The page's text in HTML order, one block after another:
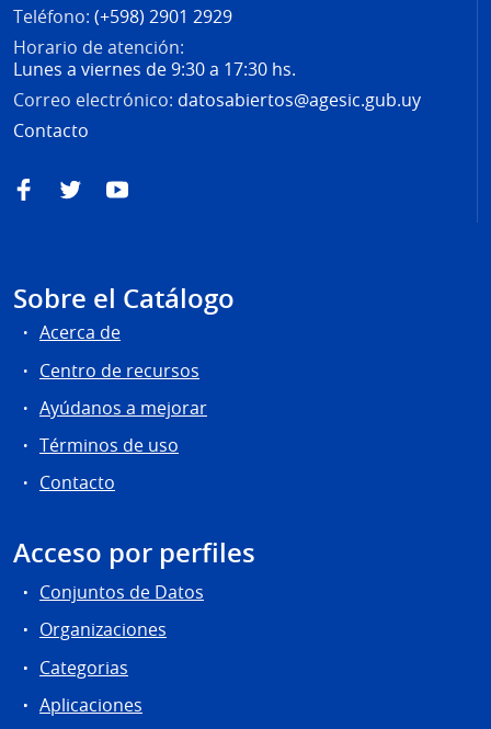
Teléfono: (+598) 2901 2929
Horario de atención:
Lunes a viernes de 9:30 a 17:30 hs.
Correo electrónico: datosabiertos@agesic.gub.uy
Contacto
FacebookTwitterYouTube
Sobre el Catálogo
Acerca de
Centro de recursos
Ayúdanos a mejorar
Términos de uso
Contacto
Acceso por perfiles
Conjuntos de Datos
Organizaciones
Categorias
Aplicaciones